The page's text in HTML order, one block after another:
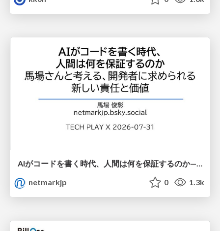
AIがコードを書く時代、人間は何を保証するのか———馬場さんと考える、開発者に求められる新しい責任と価値 - TECH PLAY
netmarkjp
0 1.3k